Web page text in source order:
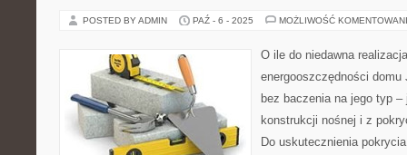
POSTED BY ADMIN PAŹ - 6 - 2025 MOŻLIWOŚĆ
O ile do niedawna
energooszczędności
bez baczenia na jego typ
konstrukcji nośnej i z
Do uskutecznienia